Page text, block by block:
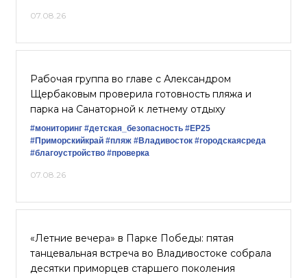
07.08.26
Рабочая группа во главе с Александром
Щербаковым проверила готовность пляжа и
парка на Санаторной к летнему отдыху
#мониторинг #детская_безопасность #ЕР25
#Приморскийкрай #пляж #Владивосток #городскаясреда
#благоустройство #проверка
07.08.26
«Летние вечера» в Парке Победы: пятая
танцевальная встреча во Владивостоке собрала
десятки приморцев старшего поколения